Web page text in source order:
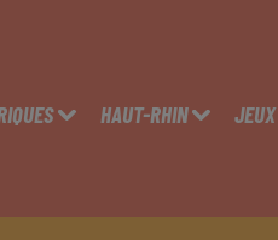
HAUT-RHIN JEUX